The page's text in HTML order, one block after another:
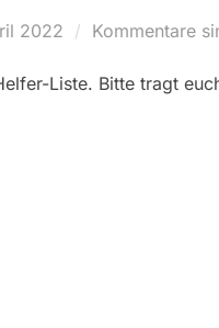
2022 Kommentare
Liste. Bitte tragt
LISTE 2022“